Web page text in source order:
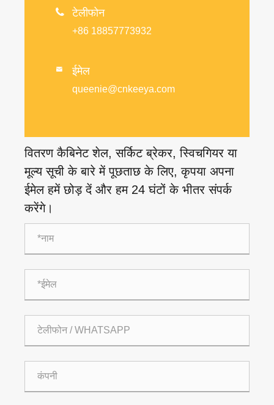
 टेलीफोन
+86 18857773932
 ईमेल
queenie@cnkeeya.com
वितरण कैबिनेट शेल, सर्किट ब्रेकर, स्विचगियर या
मूल्य सूची के बारे में पूछताछ के लिए, कृपया अपना
ईमेल हमें छोड़ दें और हम 24 घंटों के भीतर संपर्क
करेंगे।